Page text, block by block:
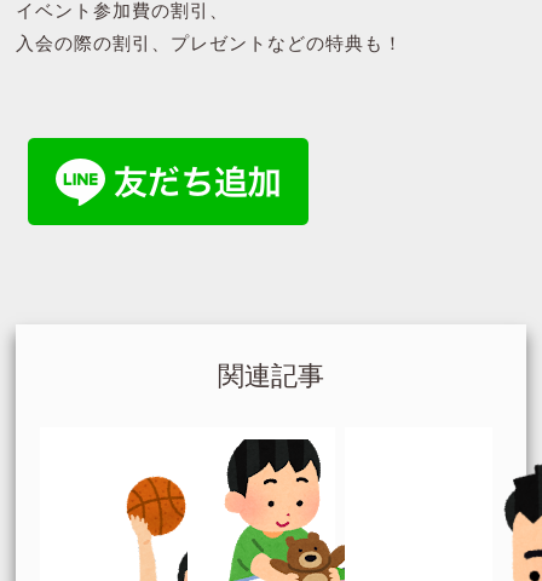
イベント参加費の割引、
入会の際の割引、プレゼントなどの特典も！
関連記事